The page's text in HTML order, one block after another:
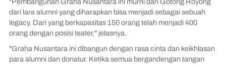
dari lara alumni yang diharapkan bisa menjadi sebagai sebuah
legacy. Dari yang berkapasitas 150 orang telah menjadi 400
orang dengan posisi teater," jelasnya.
"Graha Nusantara ini dibangun dengan rasa cinta dan keikhlasan
para alumni dan donatur. Ketika semua bergandengan tangan